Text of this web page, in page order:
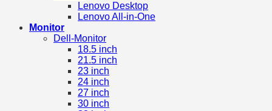
Lenovo Desktop
Lenovo All-in-One
Monitor
Dell-Monitor
18.5 inch
21.5 inch
23 inch
24 inch
27 inch
30 inch